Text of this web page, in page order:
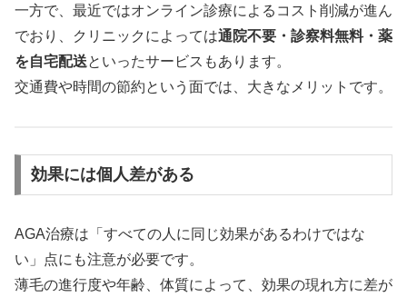
一方で、最近ではオンライン診療によるコスト削減が進ん
でおり、クリニックによっては通院不要・診察料無料・薬
を自宅配送といったサービスもあります。
交通費や時間の節約という面では、大きなメリットです。
効果には個人差がある
AGA治療は「すべての人に同じ効果があるわけではな
い」点にも注意が必要です。
薄毛の進行度や年齢、体質によって、効果の現れ方に差が